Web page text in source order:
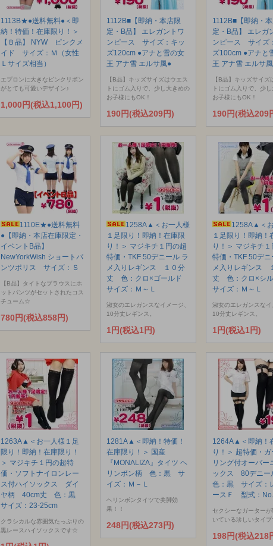
1113B★●送料無料●＜即
納！特価！在庫限り！＞
【Ｂ品】 NYW ピンクメ
イド サイズ：Ｍ（女性
Ｌサイズ相当）
エプロンに大きなピンクリボン
がとても可愛いデザイン♪
1,000円(税込1,100円)
1112B■【即納・本店限
定・B品】 エレガントワ
ンピース サイズ：キッ
ズ120cm ●アナと雪の女
王 アナ雪 エルサ風●
【B品】キッズサイズはウエス
トにゴム入りで、少し大きめの
お子様にもOK！
190円(税込209円)
1112B■【即納・
定・B品】 エレガ
ンピース サイズ
ズ100cm ●アナと
王 アナ雪 エルサ
【B品】キッズサイズ
トにゴム入りで、少
お子様にもOK！
190円(税込209
1110E★●送料無料
●【即納・本店在庫限定・
イベントB品】
NewYorkWish ショートパ
ンツポリス サイズ：Ｓ
【B品】タイトなブラウスにホ
ットパンツがセットされたコス
チューム☆
780円(税込858円)
1258A▲＜お一人様
１足限り！即納！在庫限
り！＞ マジキチ１円の超
特価・TKF 50デニール ラ
メ入りレギンス １０分
丈 色：クロ×ゴールド
サイズ：Ｍ～Ｌ
淑女のエレガンスなイメージ、
10分丈レギンス。
1円(税込1円)
1258A▲＜
１足限り！即納！
り！＞ マジキチ
特価・TKF 50デニ
メ入りレギンス
丈 色：クロ×シ
サイズ：Ｍ～Ｌ
淑女のエレガンスな
10分丈レギンス。
1円(税込1円)
1263A▲＜お一人様１足
限り！即納！在庫限り！
＞ マジキチ１円の超特
価・ソフトナイロンレー
ス付ハイソックス ダイ
ヤ柄 40cm丈 色：黒
サイズ：23-25cm
クラシカルな雰囲気たっぷりの
黒レースハイソックスです☆
1281A▲＜即納！特価！
在庫限り！＞ 国産
『MONALIZA』タイツ ヘ
リンボン柄 色：黒 サ
イズ：Ｍ－Ｌ
ヘリンボンタイツで美脚効
果！！
248円(税込273円)
1264A▲＜即納！
り！＞ 超特価・
リング付オーバー
ックス 80デニ
色：黒 サイズ：
ースＦ 型式：
セクシーなガーター
いている珍しいタイ
198円(税込218